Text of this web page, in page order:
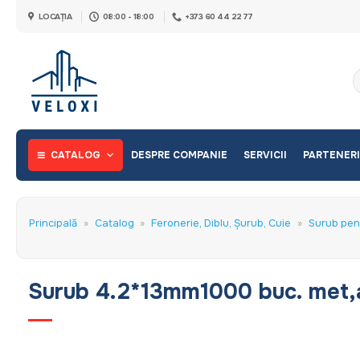
LOCAȚIA 08:00 - 18:00 +373 60 44 22 77
CATALOG DESPRE COMPANIE SERVICII PARTENERI
Principală » Catalog » Feronerie, Diblu, Șurub, Cuie » Surub
Surub 4.2*13mm1000 buc.